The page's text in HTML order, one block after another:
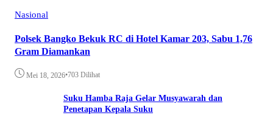
Nasional
Polsek Bangko Bekuk RC di Hotel Kamar 203, Sabu 1,76
Gram Diamankan
Mei 18, 2026•703 Dilihat
Suku Hamba Raja Gelar Musyawarah dan
Penetapan Kepala Suku